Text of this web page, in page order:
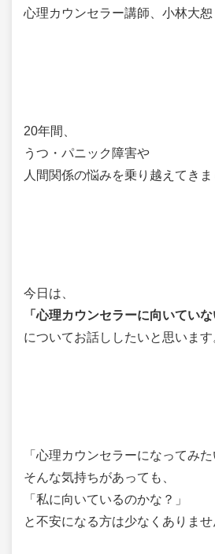
心理カウンセラー講師、小林大恕
20年間、
うつ・パニック障害や
人間関係の悩みを乗り越えてきま
今日は、
「心理カウンセラーに向いていな
についてお話ししたいと思います
「心理カウンセラーになってみた
そんな気持ちがあっても、
「私に向いているのかな？」
と不安になる方は少なくありませ